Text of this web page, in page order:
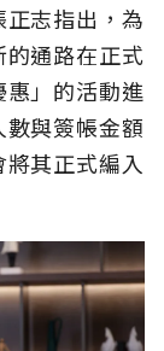
志指出，為
通路在正式
」的活動進
與簽帳金額
其正式編入